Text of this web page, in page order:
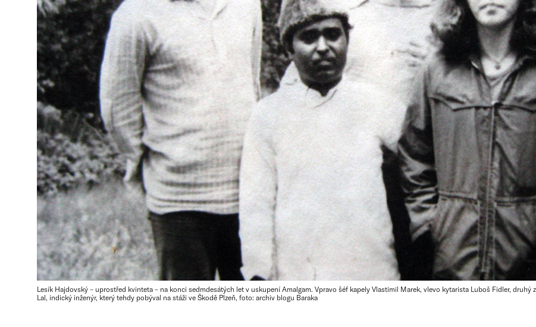
Lesík Hajdovský – uprostřed kvinteta – na konci sedmdesátých let v uskupení Amalgam. Vpravo šéf kapely Vlastimil Marek, vlevo kytarista Luboš Fidler,
Lal, indický inženýr, který tehdy pobýval na stáži ve Škodě Plzeň, foto: archiv blogu Baraka